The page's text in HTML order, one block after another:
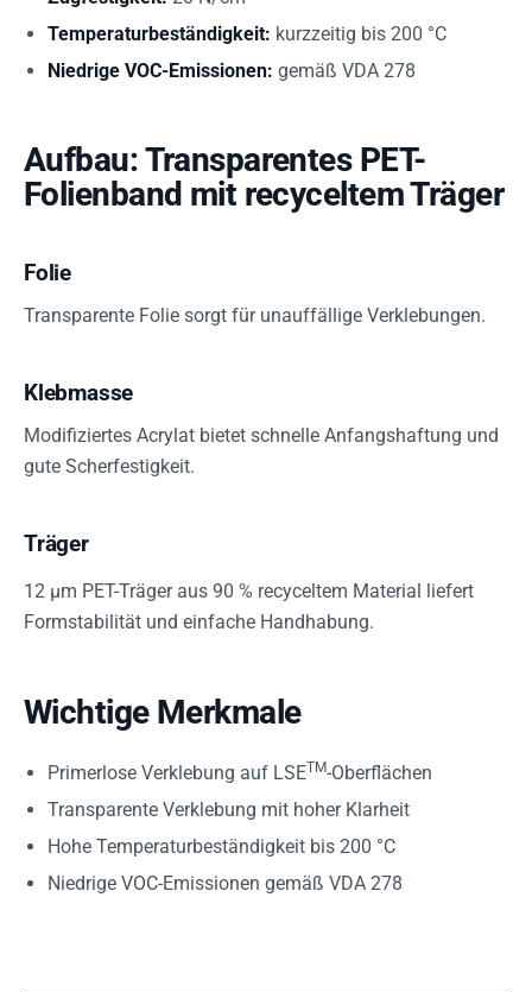
Temperaturbeständigkeit: kurzzeitig bis 200 °C
Niedrige VOC-Emissionen: gemäß VDA 278
Aufbau: Transparentes PET-
Folienband mit recyceltem Träger
Folie
Transparente Folie sorgt für unauffällige Verklebungen.
Klebmasse
Modifiziertes Acrylat bietet schnelle Anfangshaftung und
gute Scherfestigkeit.
Träger
12 µm PET-Träger aus 90 % recyceltem Material liefert
Formstabilität und einfache Handhabung.
Wichtige Merkmale
Primerlose Verklebung auf LSETM-Oberflächen
Transparente Verklebung mit hoher Klarheit
Hohe Temperaturbeständigkeit bis 200 °C
Niedrige VOC-Emissionen gemäß VDA 278